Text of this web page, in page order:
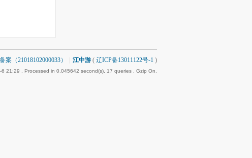
案（21018102000033） 江中游 ( 辽ICP备13011122号-1 )
6 21:29 , Processed in 0.045642 second(s), 17 queries , Gzip On.